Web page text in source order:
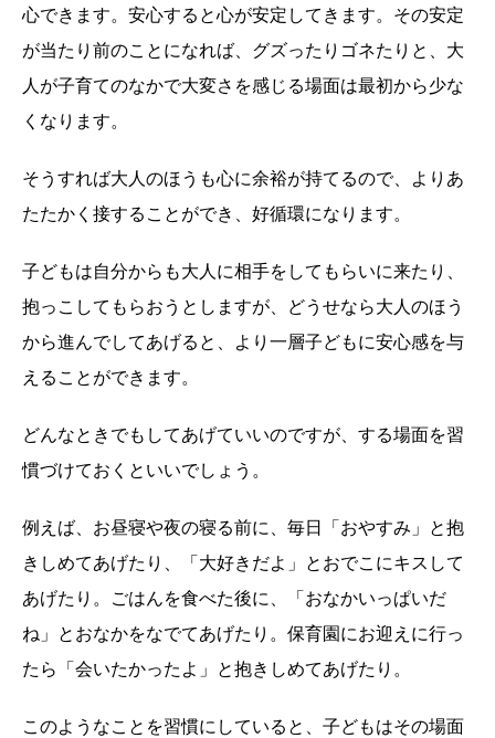
心できます。安心すると心が安定してきます。その安定
が当たり前のことになれば、グズったりゴネたりと、大
人が子育てのなかで大変さを感じる場面は最初から少な
くなります。
そうすれば大人のほうも心に余裕が持てるので、よりあ
たたかく接することができ、好循環になります。
子どもは自分からも大人に相手をしてもらいに来たり、
抱っこしてもらおうとしますが、どうせなら大人のほう
から進んでしてあげると、より一層子どもに安心感を与
えることができます。
どんなときでもしてあげていいのですが、する場面を習
慣づけておくといいでしょう。
例えば、お昼寝や夜の寝る前に、毎日「おやすみ」と抱
きしめてあげたり、「大好きだよ」とおでこにキスして
あげたり。ごはんを食べた後に、「おなかいっぱいだ
ね」とおなかをなでてあげたり。保育園にお迎えに行っ
たら「会いたかったよ」と抱きしめてあげたり。
このようなことを習慣にしていると、子どもはその場面